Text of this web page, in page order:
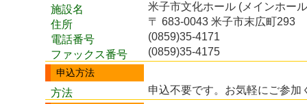
施設名
米子市文化ホール (メインホー
住所
〒 683-0043 米子市末広町293
電話番号
(0859)35-4171
ファックス番号
(0859)35-4175
申込方法
方法 申込不要です。お気軽にご参加